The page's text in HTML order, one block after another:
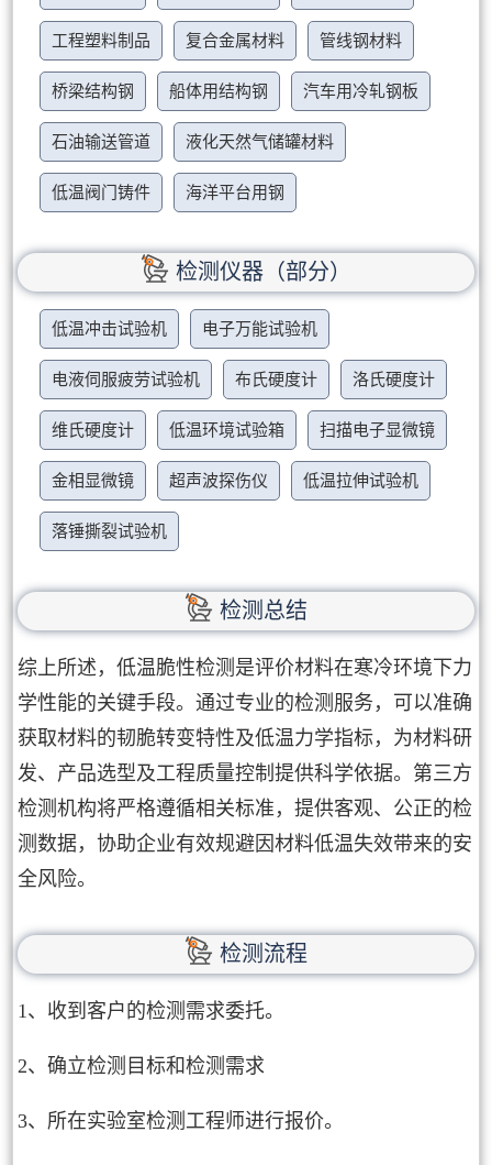
工程塑料制品 复合金属材料 管线钢材料
桥梁结构钢 船体用结构钢 汽车用冷轧钢板
石油输送管道 液化天然气储罐材料
低温阀门铸件 海洋平台用钢
检测仪器（部分）
低温冲击试验机 电子万能试验机
电液伺服疲劳试验机 布氏硬度计 洛氏硬度计
维氏硬度计 低温环境试验箱 扫描电子显微镜
金相显微镜 超声波探伤仪 低温拉伸试验机
落锤撕裂试验机
检测总结
综上所述，低温脆性检测是评价材料在寒冷环境下力
学性能的关键手段。通过专业的检测服务，可以准确
获取材料的韧脆转变特性及低温力学指标，为材料研
发、产品选型及工程质量控制提供科学依据。第三方
检测机构将严格遵循相关标准，提供客观、公正的检
测数据，协助企业有效规避因材料低温失效带来的安
全风险。
检测流程
1、收到客户的检测需求委托。
2、确立检测目标和检测需求
3、所在实验室检测工程师进行报价。